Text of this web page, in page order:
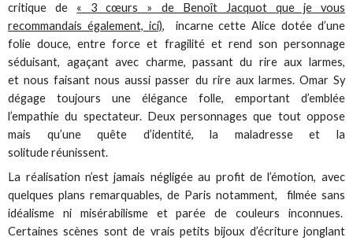
critique de « 3 cœurs » de Benoît Jacquot que je vous
recommandais également, ici), incarne cette Alice dotée d’une
folie douce, entre force et fragilité et rend son personnage
séduisant, agaçant avec charme, passant du rire aux larmes,
et nous faisant nous aussi passer du rire aux larmes. Omar Sy
dégage toujours une élégance folle, emportant d’emblée
l’empathie du spectateur. Deux personnages que tout oppose
mais qu’une quête d’identité, la maladresse et la
solitude réunissent.
La réalisation n’est jamais négligée au profit de l’émotion, avec
quelques plans remarquables, de Paris notamment, filmée sans
idéalisme ni misérabilisme et parée de couleurs inconnues.
Certaines scènes sont de vrais petits bijoux d’écriture jonglant